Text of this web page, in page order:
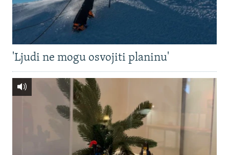
'Ljudi ne mogu osvojiti planinu'